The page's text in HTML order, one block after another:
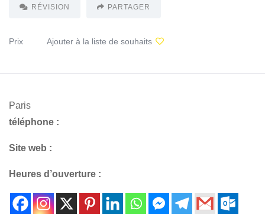
RÉVISION PARTAGER
Prix Ajouter à la liste de souhaits
Paris
téléphone :
Site web :
Heures d’ouverture :